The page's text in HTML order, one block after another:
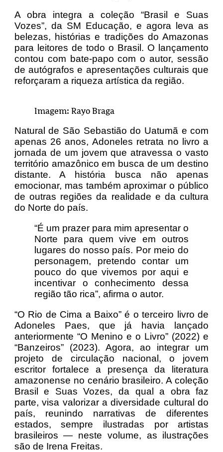
A obra integra a coleção “Brasil e Suas
Vozes”, da SM Educação, e agora leva as
belezas, histórias e tradições do Amazonas
para leitores de todo o Brasil. O lançamento
contou com bate-papo com o autor, sessão
de autógrafos e apresentações culturais que
reforçaram a riqueza artística da região.
Imagem: Rayo Braga
Natural de São Sebastião do Uatumã e com
apenas 26 anos, Adoneles retrata no livro a
jornada de um jovem que atravessa o vasto
território amazônico em busca de um destino
distante. A história busca não apenas
emocionar, mas também aproximar o público
de outras regiões da realidade e da cultura
do Norte do país.
“É um prazer para mim apresentar o
Norte para quem vive em outros
lugares do nosso país. Por meio do
personagem, pretendo contar um
pouco do que vivemos por aqui e
incentivar o conhecimento dessa
região tão rica”, afirma o autor.
“O Rio de Cima a Baixo” é o terceiro livro de
Adoneles Paes, que já havia lançado
anteriormente “O Menino e o Livro” (2022) e
“Banzeiros” (2023). Agora, ao integrar um
projeto de circulação nacional, o jovem
escritor fortalece a presença da literatura
amazonense no cenário brasileiro. A coleção
Brasil e Suas Vozes, da qual a obra faz
parte, visa valorizar a diversidade cultural do
país, reunindo narrativas de diferentes
estados, sempre ilustradas por artistas
brasileiros — neste volume, as ilustrações
são de Irena Freitas.